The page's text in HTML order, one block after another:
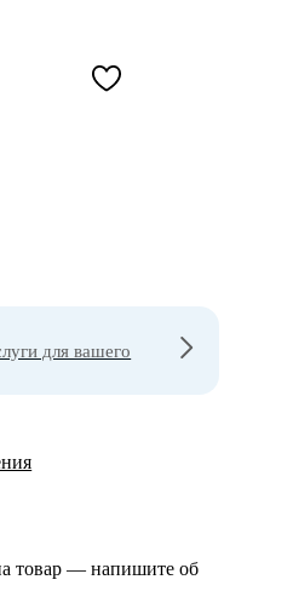
для вашего
товар — напишите об